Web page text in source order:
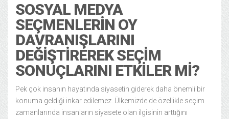
SOSYAL MEDYA
SEÇMENLERIN OY
DAVRANIŞLARINI
DEĞIŞTIREREK SEÇIM
SONUÇLARINI ETKILER MI?
Pek çok insanın hayatında siyasetin giderek daha önemli bir
konuma geldiği inkar edilemez. Ülkemizde de özellikle seçim
zamanlarında insanların siyasete olan ilgisinin arttığını